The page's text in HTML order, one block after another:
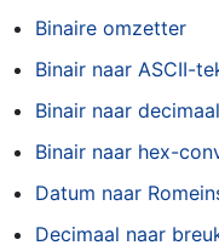
Binaire omzetter
Binair naar ASCII-
Binair naar
Binair naar hex-
Datum naar
Decimaal naar